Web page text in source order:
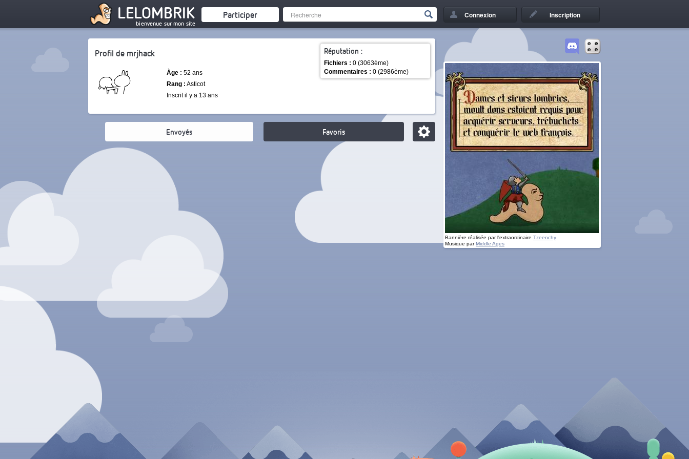
LELOMBRIK
bienvenue sur mon site
Participer Connexion Inscription
Bannière réalisée par l'extraordinaire Tzeenchy
Musique parMiddle Ages
Réputation :
Fichiers : 0 (3063ème)
Commentaires : 0 (2986ème)
Profil de mrjhack
Àge : 52 ans
Rang : Asticot
Inscrit il y a 13 ans
Envoyés Favoris